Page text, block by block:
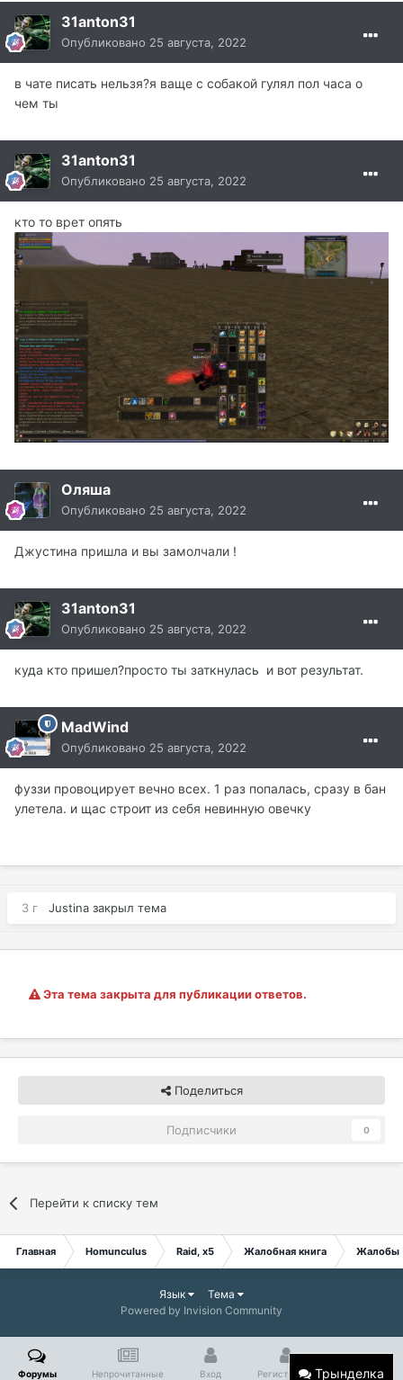
31anton31
Опубликовано 25 августа, 2022
в чате писать нельзя?я ваще с собакой гулял пол часа о
чем ты
31anton31
Опубликовано 25 августа, 2022
кто то врет опять
Оляша
Опубликовано 25 августа, 2022
Джустина пришла и вы замолчали !
31anton31
Опубликовано 25 августа, 2022
куда кто пришел?просто ты заткнулась и вот результат.
MadWind
Опубликовано 25 августа, 2022
фуззи провоцирует вечно всех. 1 раз попалась, сразу в бан
улетела. и щас строит из себя невинную овечку
3 г Justina закрыл тема
Эта тема закрыта для публикации ответов.
Поделиться
Подписчики 0
Перейти к списку тем
Главная Homunculus Raid, x5 Жалобная книга Жалобы
Трынделка
Язык
Тема
Powered by Invision Community
Форумы Непрочитанные Вход Регистрация Больше